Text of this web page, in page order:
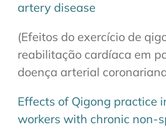
artery disease
(Efeitos do exercício de
reabilitação cardíaca em
doença arterial
Effects of Qigong practice
workers with chronic non-